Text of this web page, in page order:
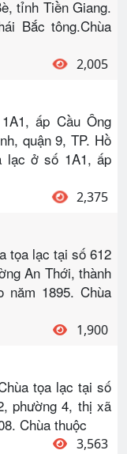
tỉnh Tiền Giang.
Bắc tông.Chùa
2,005
ấp Cầu Ông
quận 9, TP. Hồ
lạc ở số 1A1, ấp
2,375
tọa lạc tại số 612
An Thới, thành
năm 1895. Chùa
1,900
tọa lạc tại số
phường 4, thị xã
Chùa thuộc
3,563